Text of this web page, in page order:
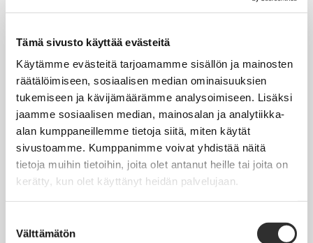
Tämä sivusto käyttää evästeitä
Käytämme evästeitä tarjoamamme sisällön ja mainosten
räätälöimiseen, sosiaalisen median ominaisuuksien
tukemiseen ja kävijämäärämme analysoimiseen. Lisäksi
jaamme sosiaalisen median, mainosalan ja analytiikka-
alan kumppaneillemme tietoja siitä, miten käytät
sivustoamme. Kumppanimme voivat yhdistää näitä
tietoja muihin tietoihin, joita olet antanut heille tai joita on
kerätty, kun olet käyttänyt heidän palvelujaan.
valinta
Välttämätön
Henkilöjäsenyys
Liittojäsenyys
Jäsenmaksujen työnantajaperintä
Jäsentietojen päivittäminen
Matkalaskut
AJANKOHTAISTA